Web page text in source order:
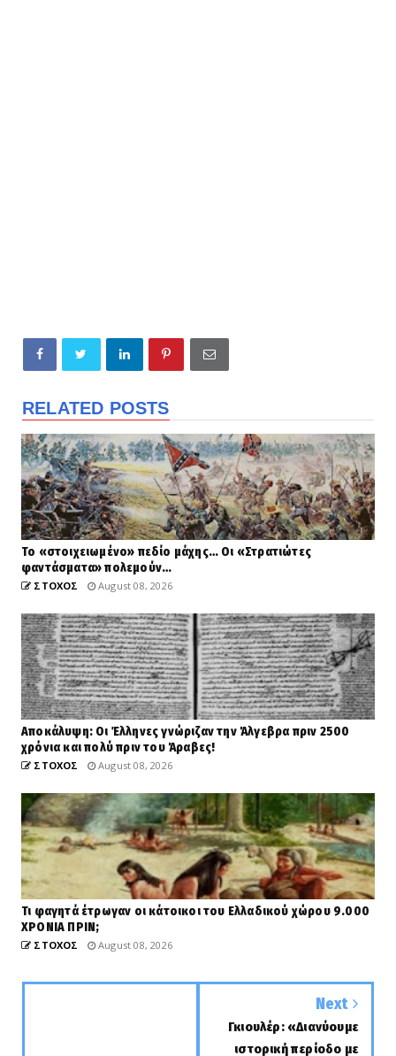
RELATED POSTS
Το «στοιχειωμένο» πεδίο μάχης… Οι «Στρατιώτες
φαντάσματα» πολεμούν…
ΣΤΟΧΟΣ August 08, 2026
Αποκάλυψη: Οι Έλληνες γνώριζαν την Άλγεβρα πριν 2500
χρόνια και πολύ πριν του Άραβες!
ΣΤΟΧΟΣ August 08, 2026
Τι φαγητά έτρωγαν οι κάτοικοι του Ελλαδικού χώρου 9.000
ΧΡΟΝΙΑ ΠΡΙΝ;
ΣΤΟΧΟΣ August 08, 2026
Next
Γκιουλέρ: «Διανύουμε
ιστορική περίοδο με